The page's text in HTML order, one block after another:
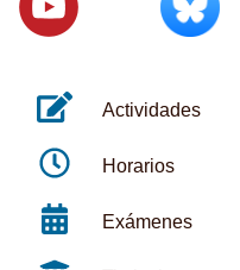
Actividades
Horarios
Exámenes